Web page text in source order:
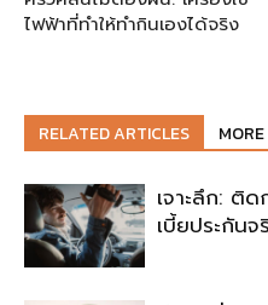
ไฟฟ้าที่ทำให้ทำกินเองได้จริง
RELATED ARTICLES
เจาะลึก: ติ
เบี้ยประกัน